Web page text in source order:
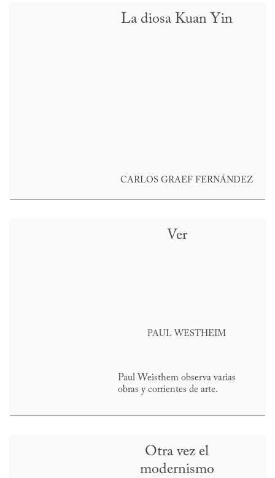
La diosa Kuan Yin
CARLOS GRAEF FERNÁNDEZ
Ver
PAUL WESTHEIM
Paul Weisthem observa varias
obras y corrientes de arte.
Otra vez el
modernismo